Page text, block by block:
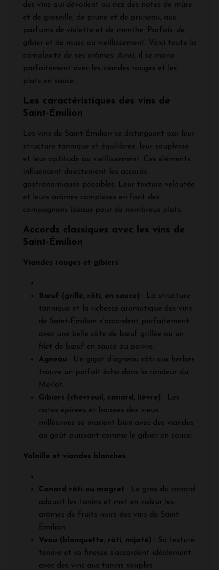
des vins qui dévoilent au nez des notes de mûre
et de groseille, de prune et de pruneau, aux
parfums de violette et de menthe. Parfois, de
gibier et de musc au vieillissement. Voici toute la
complexité de ses arômes. Ainsi, il se marie
parfaitement avec les viandes rouges et les
plats en sauce.
Les caractéristiques des vins de
Saint-Émilion
Les vins de Saint-Émilion se distinguent par leur
structure tannique et équilibrée, leur souplesse
et leur aptitude au vieillissement. Ces éléments
influencent directement les accords
gastronomiques possibles. Leur texture veloutée
et leurs arômes complexes en font des
compagnons idéaux pour de nombreux plats.
Accords classiques avec les vins de
Saint-Émilion
Viandes rouges et gibiers
Bœuf (grillé, rôti, en sauce) : La structure
tannique et la richesse aromatique des vins
de Saint-Émilion s’accordent parfaitement
avec une belle côte de bœuf grillée ou un
filet de bœuf en sauce au poivre.
Agneau : Un gigot d’agneau rôti aux herbes
trouve un parfait écho dans la rondeur du
Merlot.
Gibiers (chevreuil, canard, lièvre) : Les
notes épicées et boisées des vieux
millésimes se marient bien avec des viandes
au goût puissant comme le gibier en sauce.
Volaille et viandes blanches
Canard rôti ou magret : Le gras du canard
adoucit les tanins et met en valeur les
arômes de fruits noirs des vins de Saint-
Émilion.
Veau (blanquette, rôti, mijoté) : Sa texture
tendre et sa finesse s’accordent idéalement
avec des vins aux tanins souples.